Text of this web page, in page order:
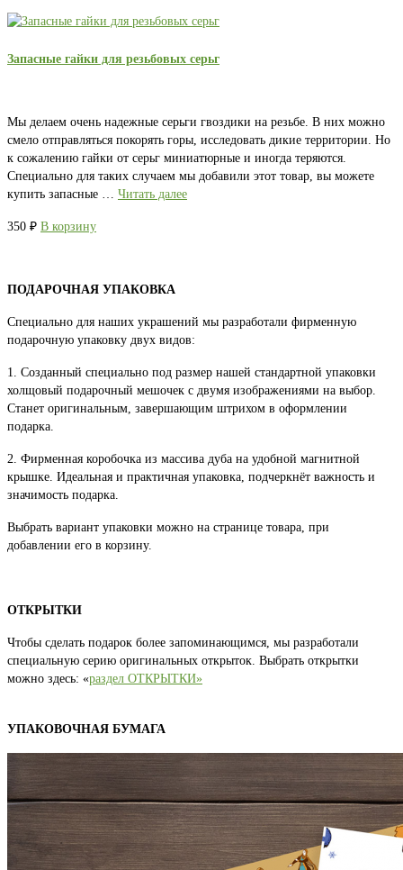
Запасные гайки для резьбовых серьг
Мы делаем очень надежные серьги гвоздики на резьбе. В них можно
смело отправляться покорять горы, исследовать дикие территории. Но
к сожалению гайки от серьг миниатюрные и иногда теряются.
Специально для таких случаем мы добавили этот товар, вы можете
купить запасные … Читать далее
350 ₽ В корзину
ПОДАРОЧНАЯ УПАКОВКА
Специально для наших украшений мы разработали фирменную
подарочную упаковку двух видов:
1. Созданный специально под размер нашей стандартной упаковки
холщовый подарочный мешочек с двумя изображениями на выбор.
Станет оригинальным, завершающим штрихом в оформлении
подарка.
2. Фирменная коробочка из массива дуба на удобной магнитной
крышке. Идеальная и практичная упаковка, подчеркнёт важность и
значимость подарка.
Выбрать вариант упаковки можно на странице товара, при
добавлении его в корзину.
ОТКРЫТКИ
Чтобы сделать подарок более запоминающимся, мы разработали
специальную серию оригинальных открыток. Выбрать открытки
можно здесь: «раздел ОТКРЫТКИ»
УПАКОВОЧНАЯ БУМАГА